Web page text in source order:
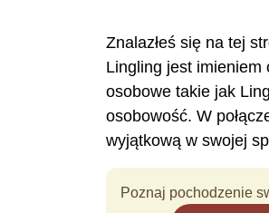
Znalazłeś się na tej
Lingling jest imieniem
osobowe takie jak
osobowość. W
wyjątkową w swojej
Poznaj pochodzenie